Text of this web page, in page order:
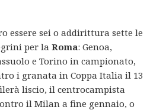
essere sei o addirittura sette le
per laRoma: Genoa,
e Torino in campionato,
i granata in Coppa Italia il 13
liscio, il centrocampista
il Milan a fine gennaio, o